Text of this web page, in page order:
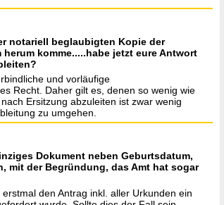
notariell beglaubigten Kopie der
komme.....habe jetzt eure Antwort
und vorläufige
Recht. Daher gilt es, denen so wenig wie
Ersitzung abzuleiten ist zwar wenig
zu umgehen.
Dokument neben Geburtsdatum,
mit der Begründung, das Amt hat sogar
den Antrag inkl. aller Urkunden ein